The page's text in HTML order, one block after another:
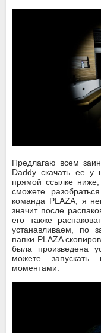
Предлагаю всем
Daddy скачать ее у
прямой ссылке
сможете
команда PLAZA, я
значит после
его также
устанавливаем, по
папки PLAZA
была произведена
можете запускать
моментами.